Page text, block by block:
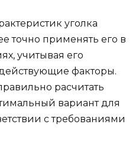
уголка
точно применять его в
учитывая его
факторы.
расчитать
вариант для
с требованиями